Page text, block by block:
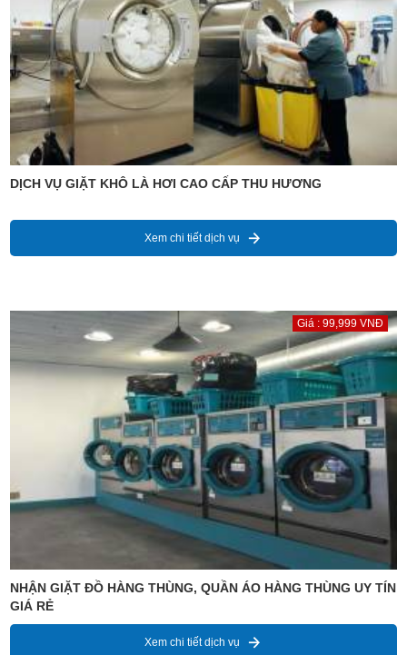
DỊCH VỤ GIẶT KHÔ LÀ HƠI CAO CẤP THU HƯƠNG
Xem chi tiết dịch vụ
Giá : 99,999 VNĐ
NHẬN GIẶT ĐỒ HÀNG THÙNG, QUẦN ÁO HÀNG THÙNG UY TÍN
GIÁ RẺ
Xem chi tiết dịch vụ